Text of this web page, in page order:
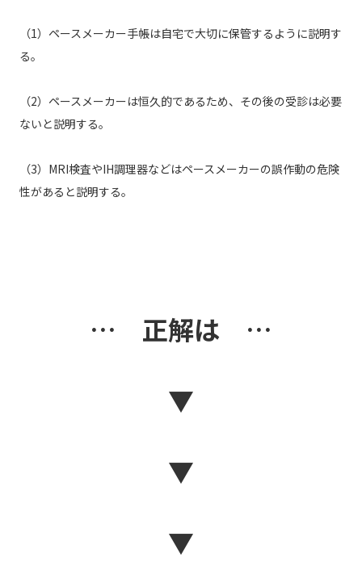
（1）ペースメーカー手帳は自宅で大切に保管するように説明す
る。
（2）ペースメーカーは恒久的であるため、その後の受診は必要
ないと説明する。
（3）MRI検査やIH調理器などはペースメーカーの誤作動の危険
性があると説明する。
… 正解は …
▼
▼
▼